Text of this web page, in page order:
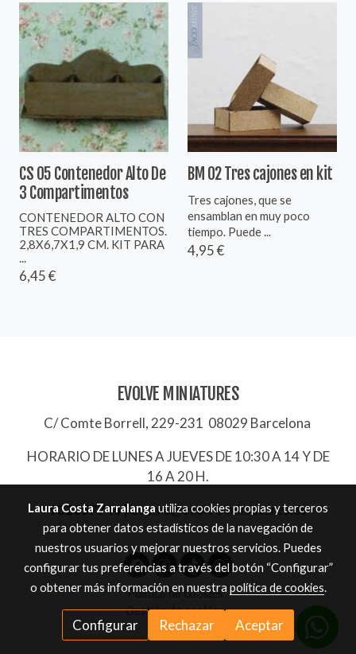
CS 05 Contenedor Alto De
3 Compartimentos
CONTENEDOR ALTO CON
TRES COMPARTIMENTOS.
2,8X6,7X1,9 CM. KIT PARA
...
6,45 €
BM 02 Tres cajones en kit
Tres cajones, que se
ensamblan en muy poco
tiempo. Puede ...
4,95 €
EVOLVE MINIATURES
C/ Comte Borrell, 229-231 08029 Barcelona
HORARIO DE LUNES A JUEVES DE 10:30 A 14 Y DE
16 A 20 H.
932657744|evolve@evolve-miniatures.es
Política de cookies
Gestión de cookies
Laura Costa Zarralanga utiliza cookies propias y terceros
para obtener datos estadísticos de la navegación de
nuestros usuarios y mejorar nuestros servicios. Puedes
configurar tus preferencias a través del botón “Configurar”
o obtener más información en nuestra política de cookies.
Configurar Rechazar Aceptar